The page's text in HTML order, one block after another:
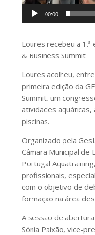
00:00
Loures recebeu a 1.ª
& Business Summit
Loures acolheu,
primeira edição da
Summit, um
atividades aquáticas,
piscinas.
Organizado pela
Câmara Municipal de
Portugal
profissionais,
com o objetivo de
formação na área
A sessão de
Sónia Paixão, vice-